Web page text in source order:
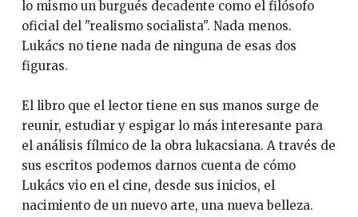
lo mismo un burgués decadente como el filósofo
oficial del "realismo socialista". Nada menos.
Lukács no tiene nada de ninguna de esas dos
figuras.
El libro que el lector tiene en sus manos surge de
reunir, estudiar y espigar lo más interesante para
el análisis fílmico de la obra lukacsiana. A través de
sus escritos podemos darnos cuenta de cómo
Lukács vio en el cine, desde sus inicios, el
nacimiento de un nuevo arte, una nueva belleza.